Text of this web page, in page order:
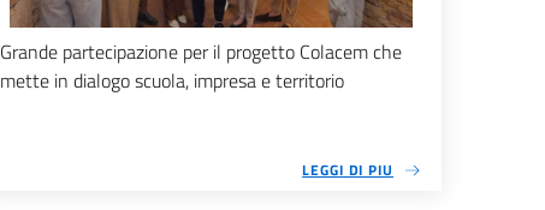
Grande partecipazione per il progetto Colacem che
mette in dialogo scuola, impresa e territorio
LEGGI DI PIU